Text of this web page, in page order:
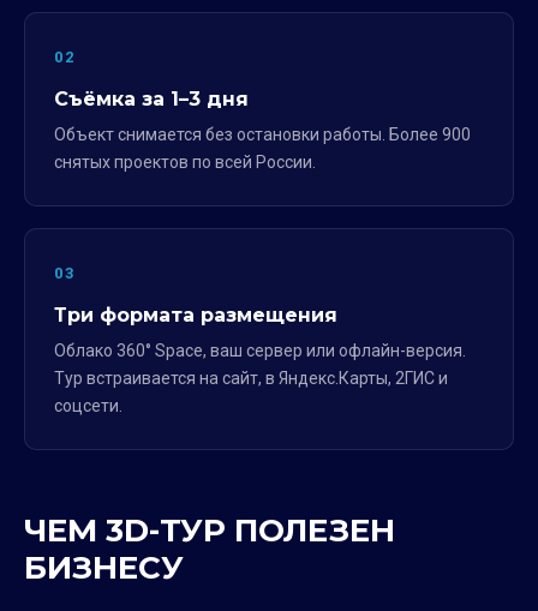
02
Съёмка за 1–3 дня
Объект снимается без остановки работы. Более 900
снятых проектов по всей России.
03
Три формата размещения
Облако 360° Space, ваш сервер или офлайн-версия.
Тур встраивается на сайт, в Яндекс.Карты, 2ГИС и
соцсети.
ЧЕМ 3D-ТУР ПОЛЕЗЕН
БИЗНЕСУ